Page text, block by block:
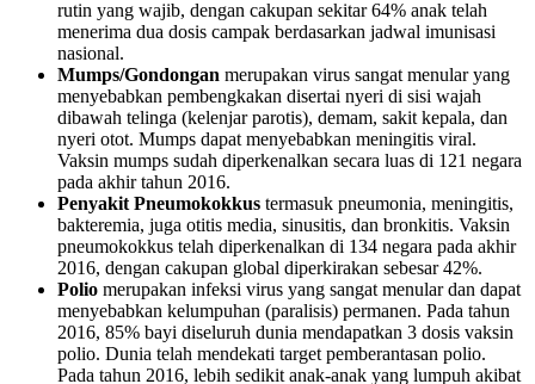
rutin yang wajib, dengan cakupan sekitar 64% anak telah
menerima dua dosis campak berdasarkan jadwal imunisasi
nasional.
Mumps/Gondongan merupakan virus sangat menular yang
menyebabkan pembengkakan disertai nyeri di sisi wajah
dibawah telinga (kelenjar parotis), demam, sakit kepala, dan
nyeri otot. Mumps dapat menyebabkan meningitis viral.
Vaksin mumps sudah diperkenalkan secara luas di 121 negara
pada akhir tahun 2016.
Penyakit Pneumokokkus termasuk pneumonia, meningitis,
bakteremia, juga otitis media, sinusitis, dan bronkitis. Vaksin
pneumokokkus telah diperkenalkan di 134 negara pada akhir
2016, dengan cakupan global diperkirakan sebesar 42%.
Polio merupakan infeksi virus yang sangat menular dan dapat
menyebabkan kelumpuhan (paralisis) permanen. Pada tahun
2016, 85% bayi diseluruh dunia mendapatkan 3 dosis vaksin
polio. Dunia telah mendekati target pemberantasan polio.
Pada tahun 2016, lebih sedikit anak-anak yang lumpuh akibat